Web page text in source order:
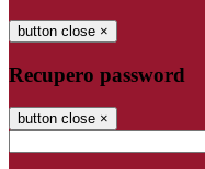
button close ×
Recupero password
button close ×